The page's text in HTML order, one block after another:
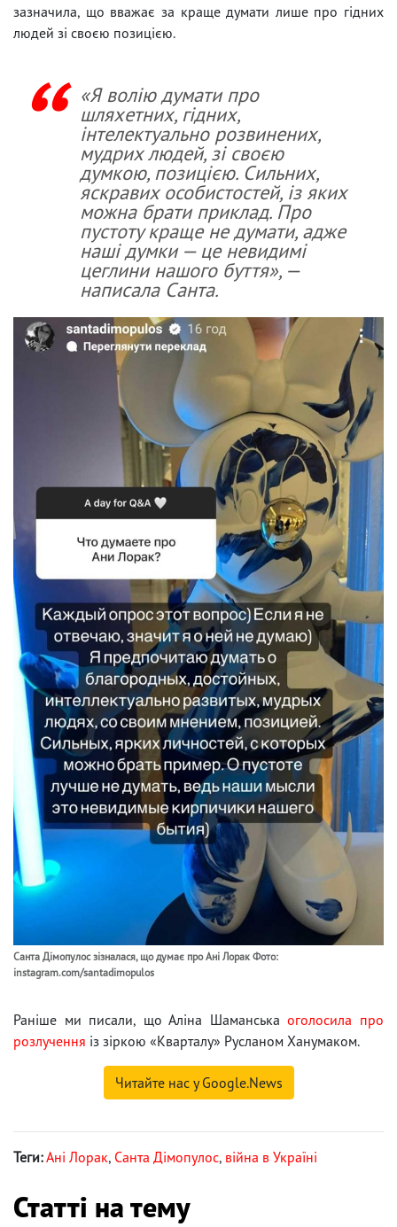
зазначила, що вважає за краще думати лише про гідних
людей зі своєю позицією.
«Я волію думати про
шляхетних, гідних,
інтелектуально розвинених,
мудрих людей, зі своєю
думкою, позицією. Сильних,
яскравих особистостей, із яких
можна брати приклад. Про
пустоту краще не думати, адже
наші думки — це невидимі
цеглини нашого буття», —
написала Санта.
Санта Дімопулос зізналася, що думає про Ані Лорак Фото:
instagram.com/santadimopulos
Раніше ми писали, що Аліна Шаманськаоголосила про
розлучення із зіркою «Кварталу» Русланом Ханумаком.
Читайте нас у Google.News
Теги:Ані Лорак, Санта Дімопулос, війна в Україні
Статті на тему